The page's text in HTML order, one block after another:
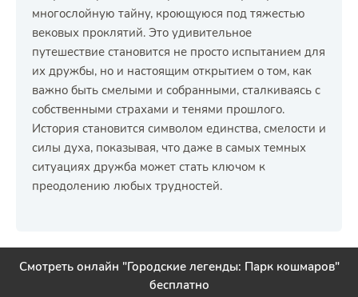
многослойную тайну, кроющуюся под тяжестью
вековых проклятий. Это удивительное
путешествие становится не просто испытанием для
их дружбы, но и настоящим открытием о том, как
важно быть смелыми и собранными, сталкиваясь с
собственными страхами и тенями прошлого.
История становится символом единства, смелости и
силы духа, показывая, что даже в самых темных
ситуациях дружба может стать ключом к
преодолению любых трудностей.
Смотреть онлайн "Городские легенды: Парк кошмаров"
бесплатно